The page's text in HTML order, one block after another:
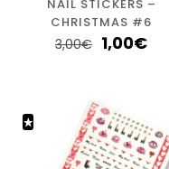
NAIL STICKERS –
CHRISTMAS #6
3,00€ 1,00€